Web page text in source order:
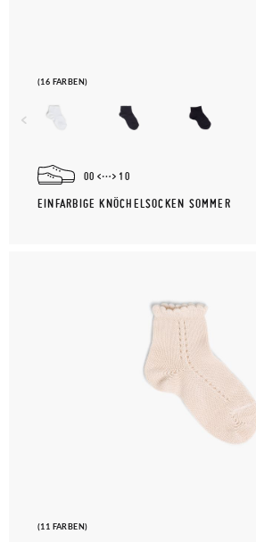
(16 FARBEN)
00 10
EINFARBIGE KNÖCHELSOCKEN SOMMER
(11 FARBEN)